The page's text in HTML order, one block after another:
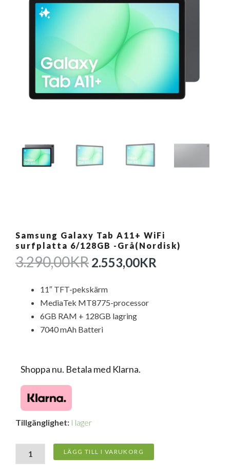
Samsung Galaxy Tab A11+ WiFi
surfplatta 6/128GB -Grå(Nordisk)
3.290,00KRDET
URSPRUNGLIGA
PRISET
VAR:
3.290,00KR.
2.553,00KR
11″ TFT-pekskärm
MediaTek MT8775-processor
6GB RAM + 128GB lagring
7040 mAh Batteri
Shoppa nu. Betala med Klarna.
Tillgänglighet: I lager
Samsung
Galaxy
A11+
WiFi
LÄGG TILL I VARUKORG